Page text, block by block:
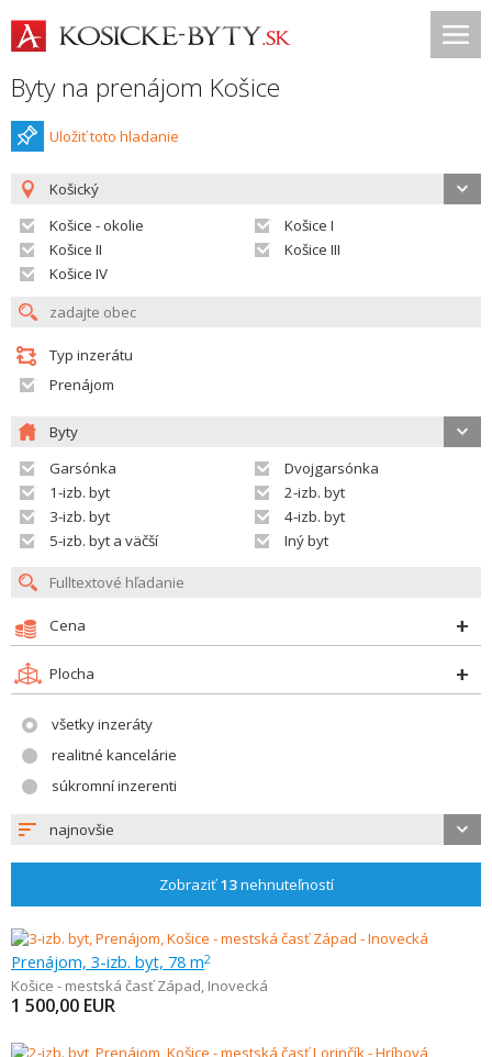
Byty na prenájom Košice
Uložiť toto hladanie
Košický
Košice - okolie
Košice I
Košice II
Košice III
Košice IV
Typ inzerátu
Prenájom
Byty
Garsónka
Dvojgarsónka
1-izb. byt
2-izb. byt
3-izb. byt
4-izb. byt
5-izb. byt a väčší
Iný byt
Cena
Plocha
všetky inzeráty
realitné kancelárie
súkromní inzerenti
najnovšie
Zobraziť13nehnuteľností
Prenájom, 3-izb. byt, 78 m2
Košice - mestská časť Západ, Inovecká
1 500,00 EUR